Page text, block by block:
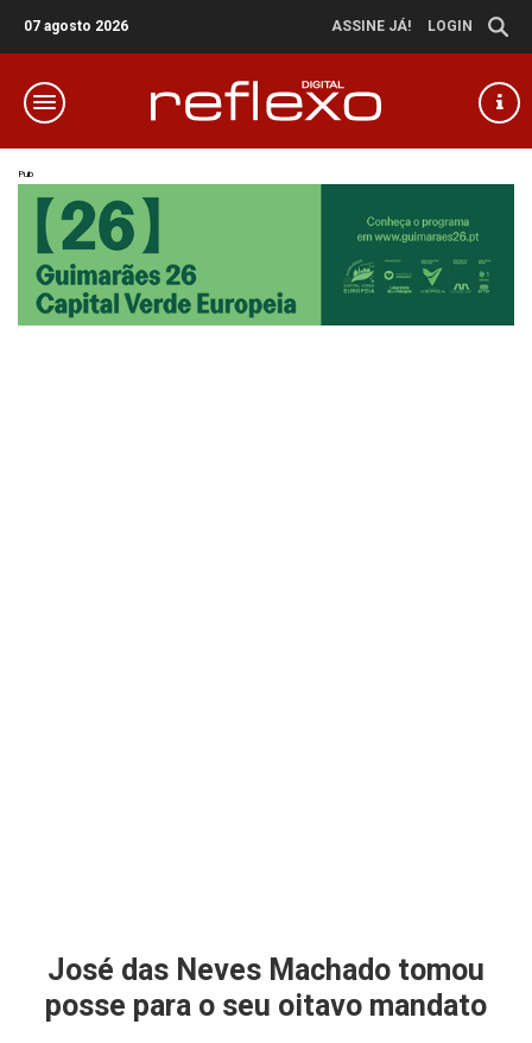
07 agosto 2026 ASSINE JÁ! LOGIN
Pub
José das Neves Machado tomou
posse para o seu oitavo mandato